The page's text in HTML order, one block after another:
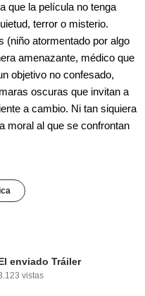
que la película no tenga
terror o misterio.
(niño atormentado por algo
amenazante, médico que
objetivo no confesado,
oscuras que invitan a
a cambio. Ni tan siquiera
moral al que se confrontan
enviado Tráiler
vistas